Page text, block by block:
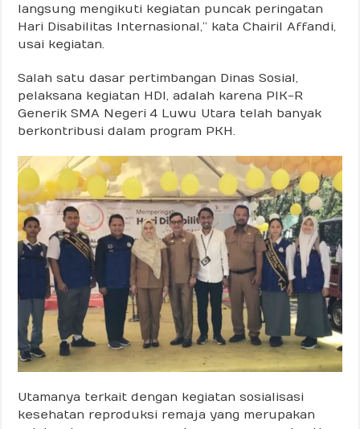
langsung mengikuti kegiatan puncak peringatan
Hari Disabilitas Internasional,” kata Chairil Affandi,
usai kegiatan.
Salah satu dasar pertimbangan Dinas Sosial,
pelaksana kegiatan HDI, adalah karena PIK-R
Generik SMA Negeri 4 Luwu Utara telah banyak
berkontribusi dalam program PKH.
Utamanya terkait dengan kegiatan sosialisasi
kesehatan reproduksi remaja yang merupakan